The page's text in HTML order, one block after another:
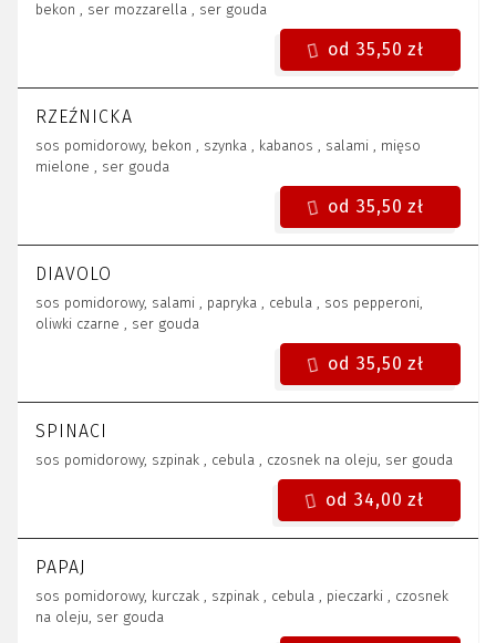
bekon , ser mozzarella , ser gouda
RZEŹNICKA
sos pomidorowy, bekon , szynka , kabanos , salami , mięso
mielone , ser gouda
DIAVOLO
sos pomidorowy, salami , papryka , cebula , sos pepperoni,
oliwki czarne , ser gouda
SPINACI
sos pomidorowy, szpinak , cebula , czosnek na oleju, ser gouda
PAPAJ
sos pomidorowy, kurczak , szpinak , cebula , pieczarki , czosnek
na oleju, ser gouda